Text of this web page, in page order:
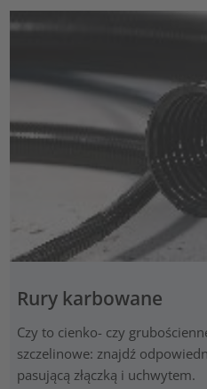
Rury karbowane
Czy to cienko- czy
szczelinowe: znajdź
pasującą złączką i uchwytem.